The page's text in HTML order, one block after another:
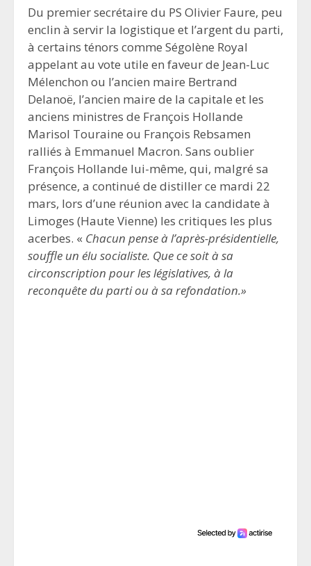
Du premier secrétaire du PS Olivier Faure, peu
enclin à servir la logistique et l’argent du parti,
à certains ténors comme Ségolène Royal
appelant au vote utile en faveur de Jean-Luc
Mélenchon ou l’ancien maire Bertrand
Delanoë, l’ancien maire de la capitale et les
anciens ministres de François Hollande
Marisol Touraine ou François Rebsamen
ralliés à Emmanuel Macron. Sans oublier
François Hollande lui-même, qui, malgré sa
présence, a continué de distiller ce mardi 22
mars, lors d’une réunion avec la candidate à
Limoges (Haute Vienne) les critiques les plus
acerbes. « Chacun pense à l’après-présidentielle,
souffle un élu socialiste. Que ce soit à sa
circonscription pour les législatives, à la
reconquête du parti ou à sa refondation.»